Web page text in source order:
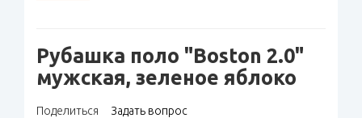
Рубашка поло "Boston 2.0"
мужская, зеленое яблоко
Поделиться Задать вопрос